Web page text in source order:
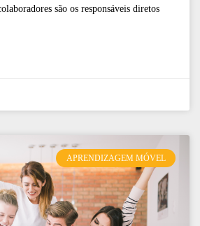
são os responsáveis diretos
APRENDIZAGEM MÓVEL